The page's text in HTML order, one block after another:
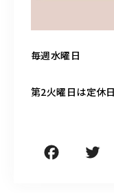
毎週水曜日
第2火曜日は定休